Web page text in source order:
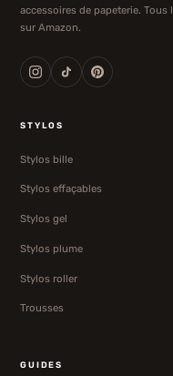
accessoires de papeterie.
sur Amazon.
STYLOS
Stylos bille
Stylos effaçables
Stylos gel
Stylos plume
Stylos roller
Trousses
GUIDES